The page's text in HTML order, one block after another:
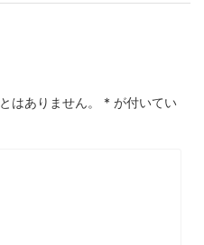
はありません。 * が付いてい